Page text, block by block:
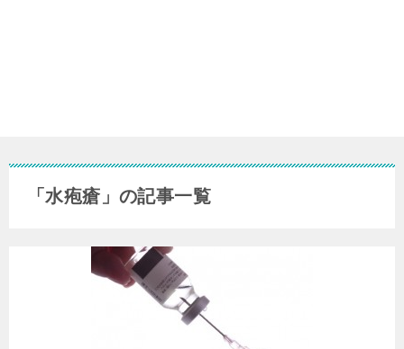
「水疱瘡」の記事一覧